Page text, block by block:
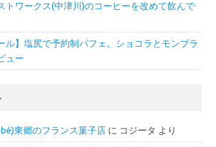
トワークス(中津川)のコーヒーを改めて飲んで
ル】塩尻で予約制パフェ。ショコラとモンブラ
ュー
東郷のフランス菓子店 に コジータ より